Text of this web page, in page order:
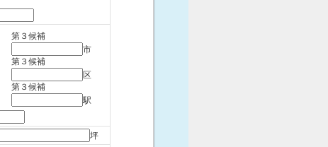
第３候補
市
第３候補
区
第３候補
駅
坪